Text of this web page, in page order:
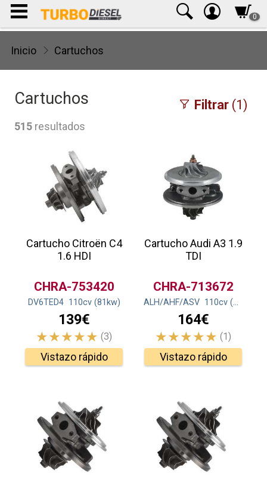
0
Inicio Cartuchos
Cartuchos Filtrar (1)
515 resultados
Cartucho Citroën C4
1.6 HDI
CHRA-753420
DV6TED4 110cv (81 kw)
139€
(3)
Vistazo rápido
Cartucho Audi A3 1.9
TDI
CHRA-713672
ALH/AHF/ASV 110cv (81
164€
(1)
Vistazo rápido